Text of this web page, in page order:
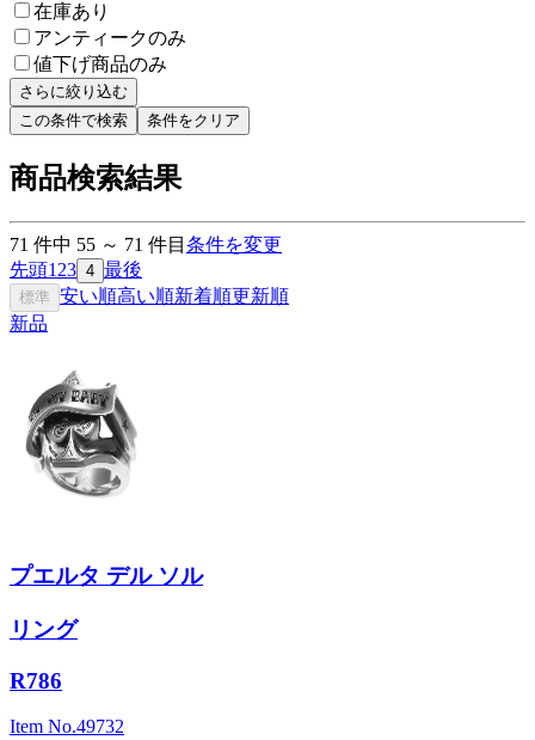
在庫あり
アンティークのみ
値下げ商品のみ
さらに絞り込む
この条件で検索
条件をクリア
商品検索結果
71 件中 55 ～ 71 件目 条件を変更
先頭1 23 4 最後
標準 安い順高い順新着順更新順
新品
プエルタ デル ソル
リング
R786
Item No.49732